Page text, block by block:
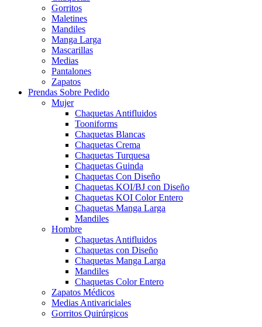
Gorritos
Maletines
Mandiles
Manga Larga
Mascarillas
Medias
Pantalones
Zapatos
Prendas Sobre Pedido
Mujer
Chaquetas Antifluidos
Tooniforms
Chaquetas Blancas
Chaquetas Crema
Chaquetas Turquesa
Chaquetas Guinda
Chaquetas Con Diseño
Chaquetas KOI/BJ con Diseño
Chaquetas KOI Color Entero
Chaquetas Manga Larga
Mandiles
Hombre
Chaquetas Antifluidos
Chaquetas con Diseño
Chaquetas Manga Larga
Mandiles
Chaquetas Color Entero
Zapatos Médicos
Medias Antivariciales
Gorritos Quirúrgicos